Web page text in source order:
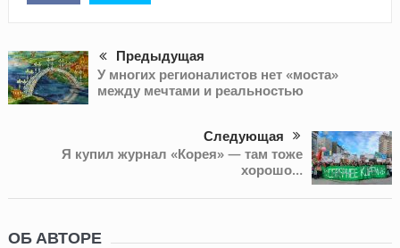
Предыдущая
У многих регионалистов нет «моста»
между мечтами и реальностью
Следующая
Я купил журнал «Корея» — там тоже
хорошо…
ОБ АВТОРЕ